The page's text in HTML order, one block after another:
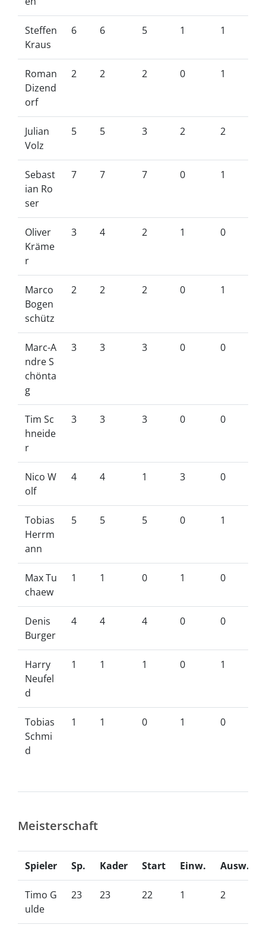
Steffen
Kraus
6 6 5 1 1
Roman
Dizend
orf
2 2 2 0 1
Julian
Volz
5 5 3 2 2
Sebast
ian Ro
ser
7 7 7 0 1
Oliver
Kräme
r
3 4 2 1 0
Marco
Bogen
schütz
2 2 2 0 1
Marc-A
ndre S
chönta
g
3 3 3 0 0
Tim Sc
hneide
r
3 3 3 0 0
Nico W
olf
4 4 1 3 0
Tobias
Herrm
ann
5 5 5 0 1
Max Tu
chaew
1 1 0 1 0
Denis
Burger
4 4 4 0 0
Harry
Neufel
d
1 1 1 0 1
Tobias
Schmi
d
1 1 0 1 0
Meisterschaft
Spieler Sp. Kader Start Einw. Ausw.
Timo G
ulde
23 23 22 1 2